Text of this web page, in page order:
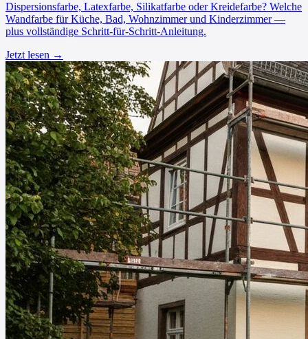
Dispersionsfarbe, Latexfarbe, Silikatfarbe oder Kreidefarbe? Welche
Wandfarbe für Küche, Bad, Wohnzimmer und Kinderzimmer —
plus vollständige Schritt-für-Schritt-Anleitung.
Jetzt lesen →